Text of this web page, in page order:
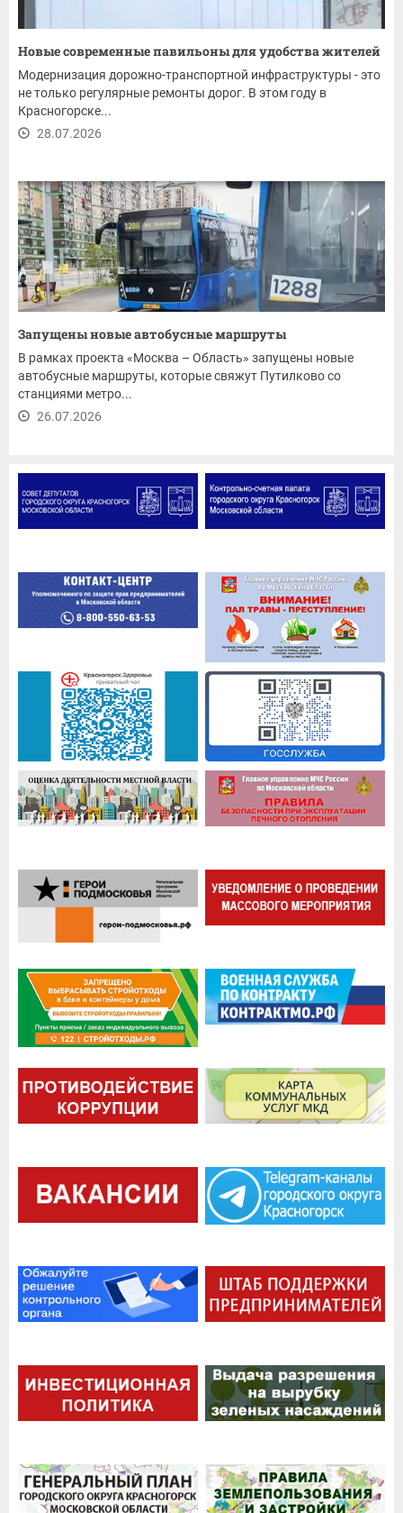
Новые современные павильоны для удобства жителей
Модернизация дорожно-транспортной инфраструктуры - это
не только регулярные ремонты дорог. В этом году в
Красногорске...
28.07.2026
Запущены новые автобусные маршруты
В рамках проекта «Москва – Область» запущены новые
автобусные маршруты, которые свяжут Путилково со
станциями метро...
26.07.2026